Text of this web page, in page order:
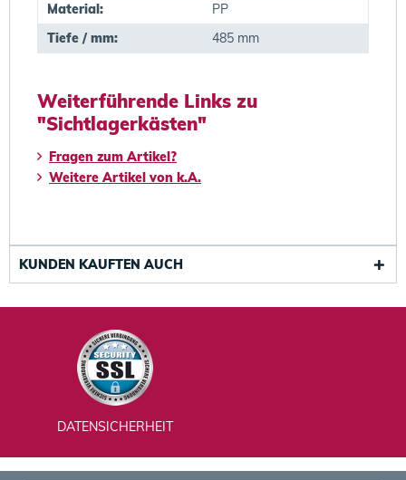
Material:
PP
Tiefe / mm:
485 mm
Weiterführende Links zu
"Sichtlagerkästen"
Fragen zum Artikel?
Weitere Artikel von k.A.
KUNDEN KAUFTEN AUCH
DATENSICHERHEIT